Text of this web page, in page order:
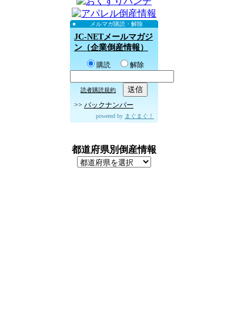
メルマガ購読・解除
JC-NETメールマガジ
ン（企業倒産情報）
購読 解除
読者購読規約
>> バックナンバー
powered by まぐまぐ！
都道府県別倒産情報